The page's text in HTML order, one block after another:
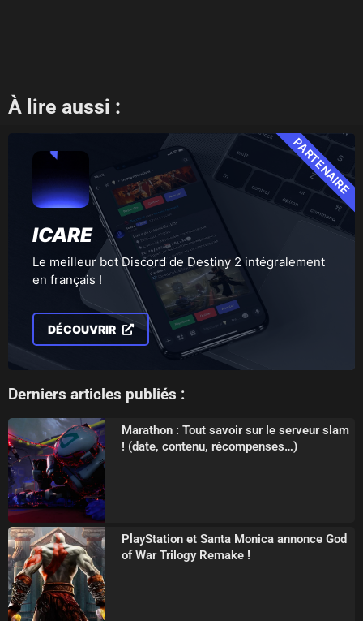
À lire aussi :
ICARE
Le meilleur bot Discord de Destiny 2 intégralement
en français !
DÉCOUVRIR
PARTENAIRE
Derniers articles publiés :
Marathon : Tout savoir sur le serveur slam
! (date, contenu, récompenses…)
PlayStation et Santa Monica annonce God
of War Trilogy Remake !